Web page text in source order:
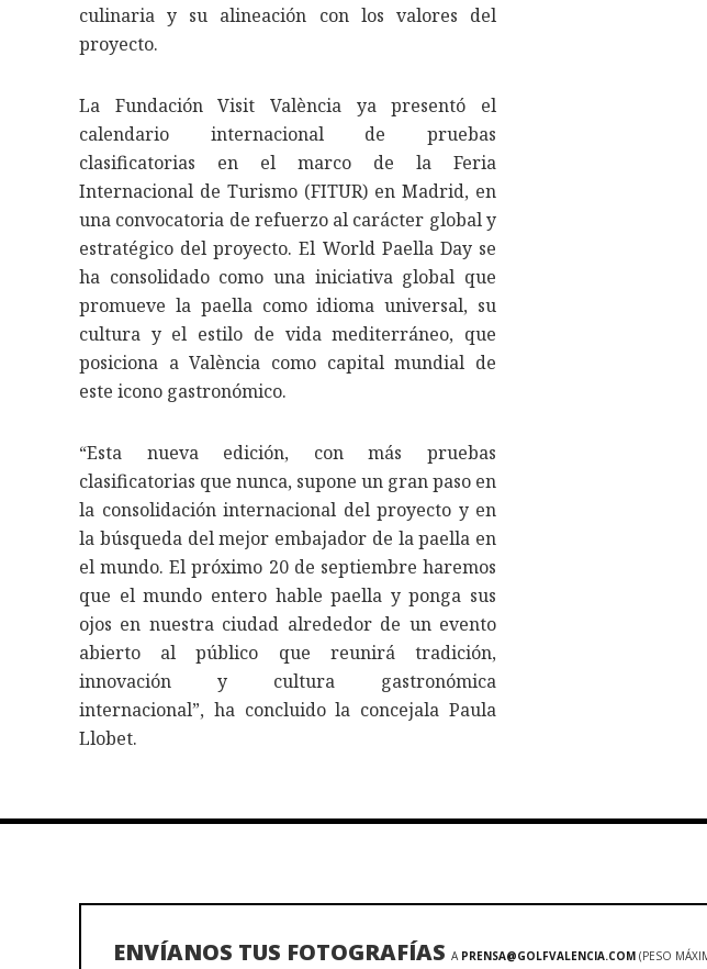
culinaria y su alineación con los valores del
proyecto.
La Fundación Visit València ya presentó el
calendario internacional de pruebas
clasificatorias en el marco de la Feria
Internacional de Turismo (FITUR) en Madrid, en
una convocatoria de refuerzo al carácter global y
estratégico del proyecto. El World Paella Day se
ha consolidado como una iniciativa global que
promueve la paella como idioma universal, su
cultura y el estilo de vida mediterráneo, que
posiciona a València como capital mundial de
este icono gastronómico.
“Esta nueva edición, con más pruebas
clasificatorias que nunca, supone un gran paso en
la consolidación internacional del proyecto y en
la búsqueda del mejor embajador de la paella en
el mundo. El próximo 20 de septiembre haremos
que el mundo entero hable paella y ponga sus
ojos en nuestra ciudad alrededor de un evento
abierto al público que reunirá tradición,
innovación y cultura gastronómica
internacional”, ha concluido la concejala Paula
Llobet.
ENVÍANOS TUS FOTOGRAFÍAS A PRENSA@GOLFVALENCIA.COM (PESO